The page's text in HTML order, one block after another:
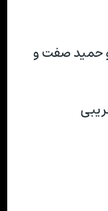
حمید صفت و